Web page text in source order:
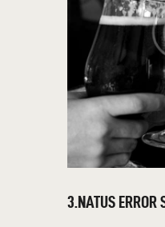
3.NATUS ERROR